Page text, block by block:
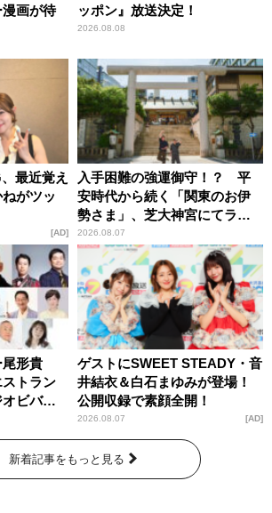
画が待
ッポン』放送決定！
2026.08.08
最近覚え
がツッ
AD
入手困難の強運御守！？ 平
安時代から続く「関東のお伊
勢さま」、芝大神宮にてラン
パンプスが合格祈願！
2026.08.07
形貴
トラン
ビバリ
ゲストにSWEET STEADY・音
井結衣＆白石まゆみが登場！
公開収録で素顔全開！
2026.08.07 AD
新着記事をもっと見る